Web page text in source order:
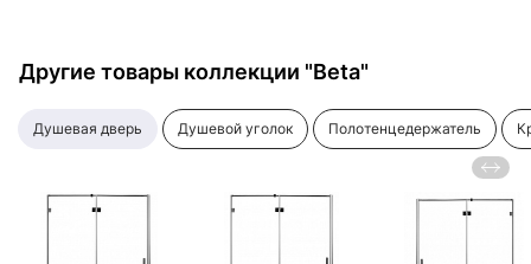
Другие товары коллекции "Beta"
душевая дверь душевой уголок полотенцедержатель